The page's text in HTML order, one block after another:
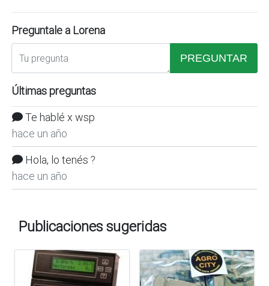
Preguntale a Lorena
PREGUNTAR
Últimas preguntas
Te hablé x wsp
hace un año
Hola, lo tenés ?
hace un año
Publicaciones sugeridas